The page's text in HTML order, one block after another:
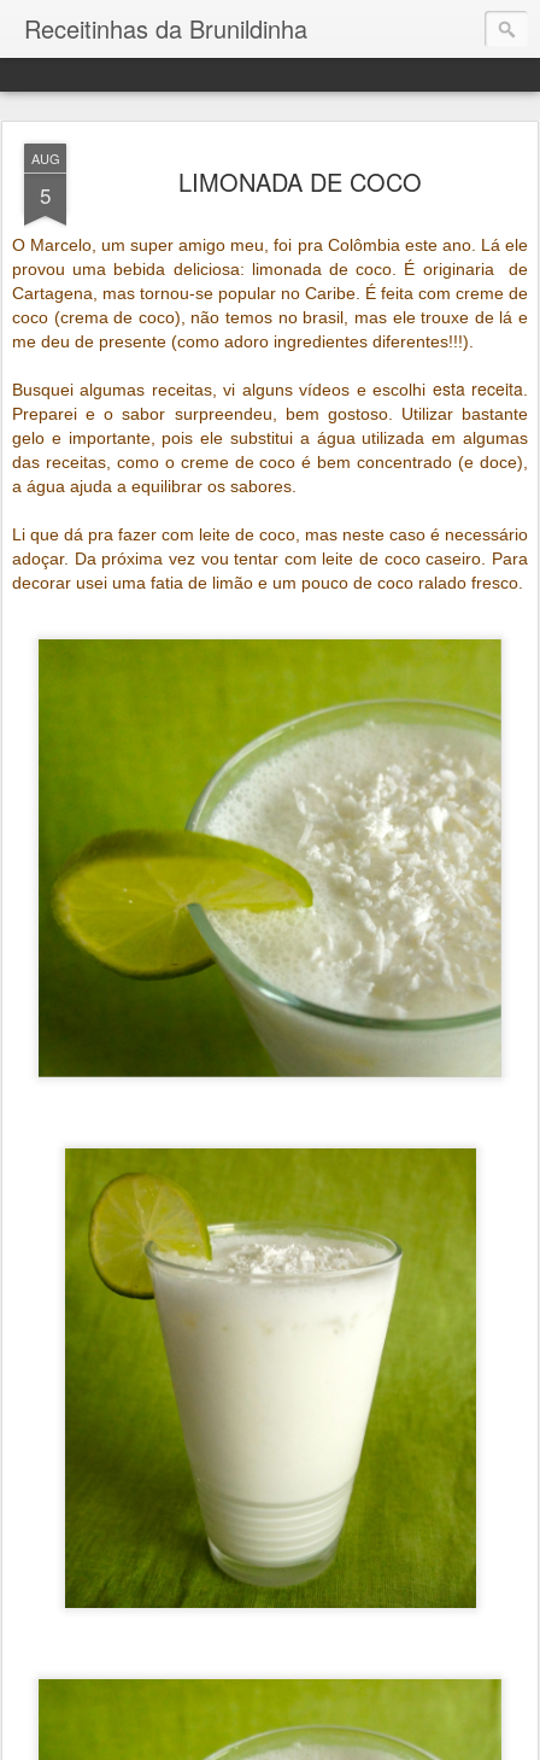
Receitinhas da Brunildinha
AUG
5 LIMONADA DE COCO
O Marcelo, um super amigo meu, foi pra Colômbia este ano. Lá ele
provou uma bebida deliciosa: limonada de coco. É originaria de
Cartagena, mas tornou-se popular no Caribe. É feita com creme de
coco (crema de coco), não temos no brasil, mas ele trouxe de lá e
me deu de presente (como adoro ingredientes diferentes!!!).
Busquei algumas receitas, vi alguns vídeos e escolhi esta receita
Preparei e o sabor surpreendeu, bem gostoso. Utilizar bastante
gelo e importante, pois ele substitui a água utilizada em algumas
das receitas, como o creme de coco é bem concentrado (e doce),
a água ajuda a equilibrar os sabores.
Li que dá pra fazer com leite de coco, mas neste caso é necessário
adoçar. Da próxima vez vou tentar com leite de coco caseiro. Para
decorar usei uma fatia de limão e um pouco de coco ralado fresco.